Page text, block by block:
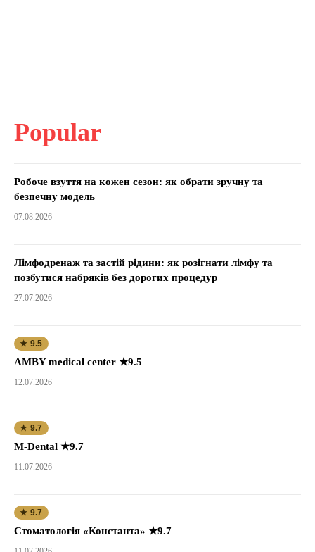
Popular
Робоче взуття на кожен сезон: як обрати зручну та
безпечну модель
07.08.2026
Лімфодренаж та застій рідини: як розігнати лімфу та
позбутися набряків без дорогих процедур
27.07.2026
★ 9.5
AMBY medical center ★9.5
12.07.2026
★ 9.7
M-Dental ★9.7
11.07.2026
★ 9.7
Стоматологія «Константа» ★9.7